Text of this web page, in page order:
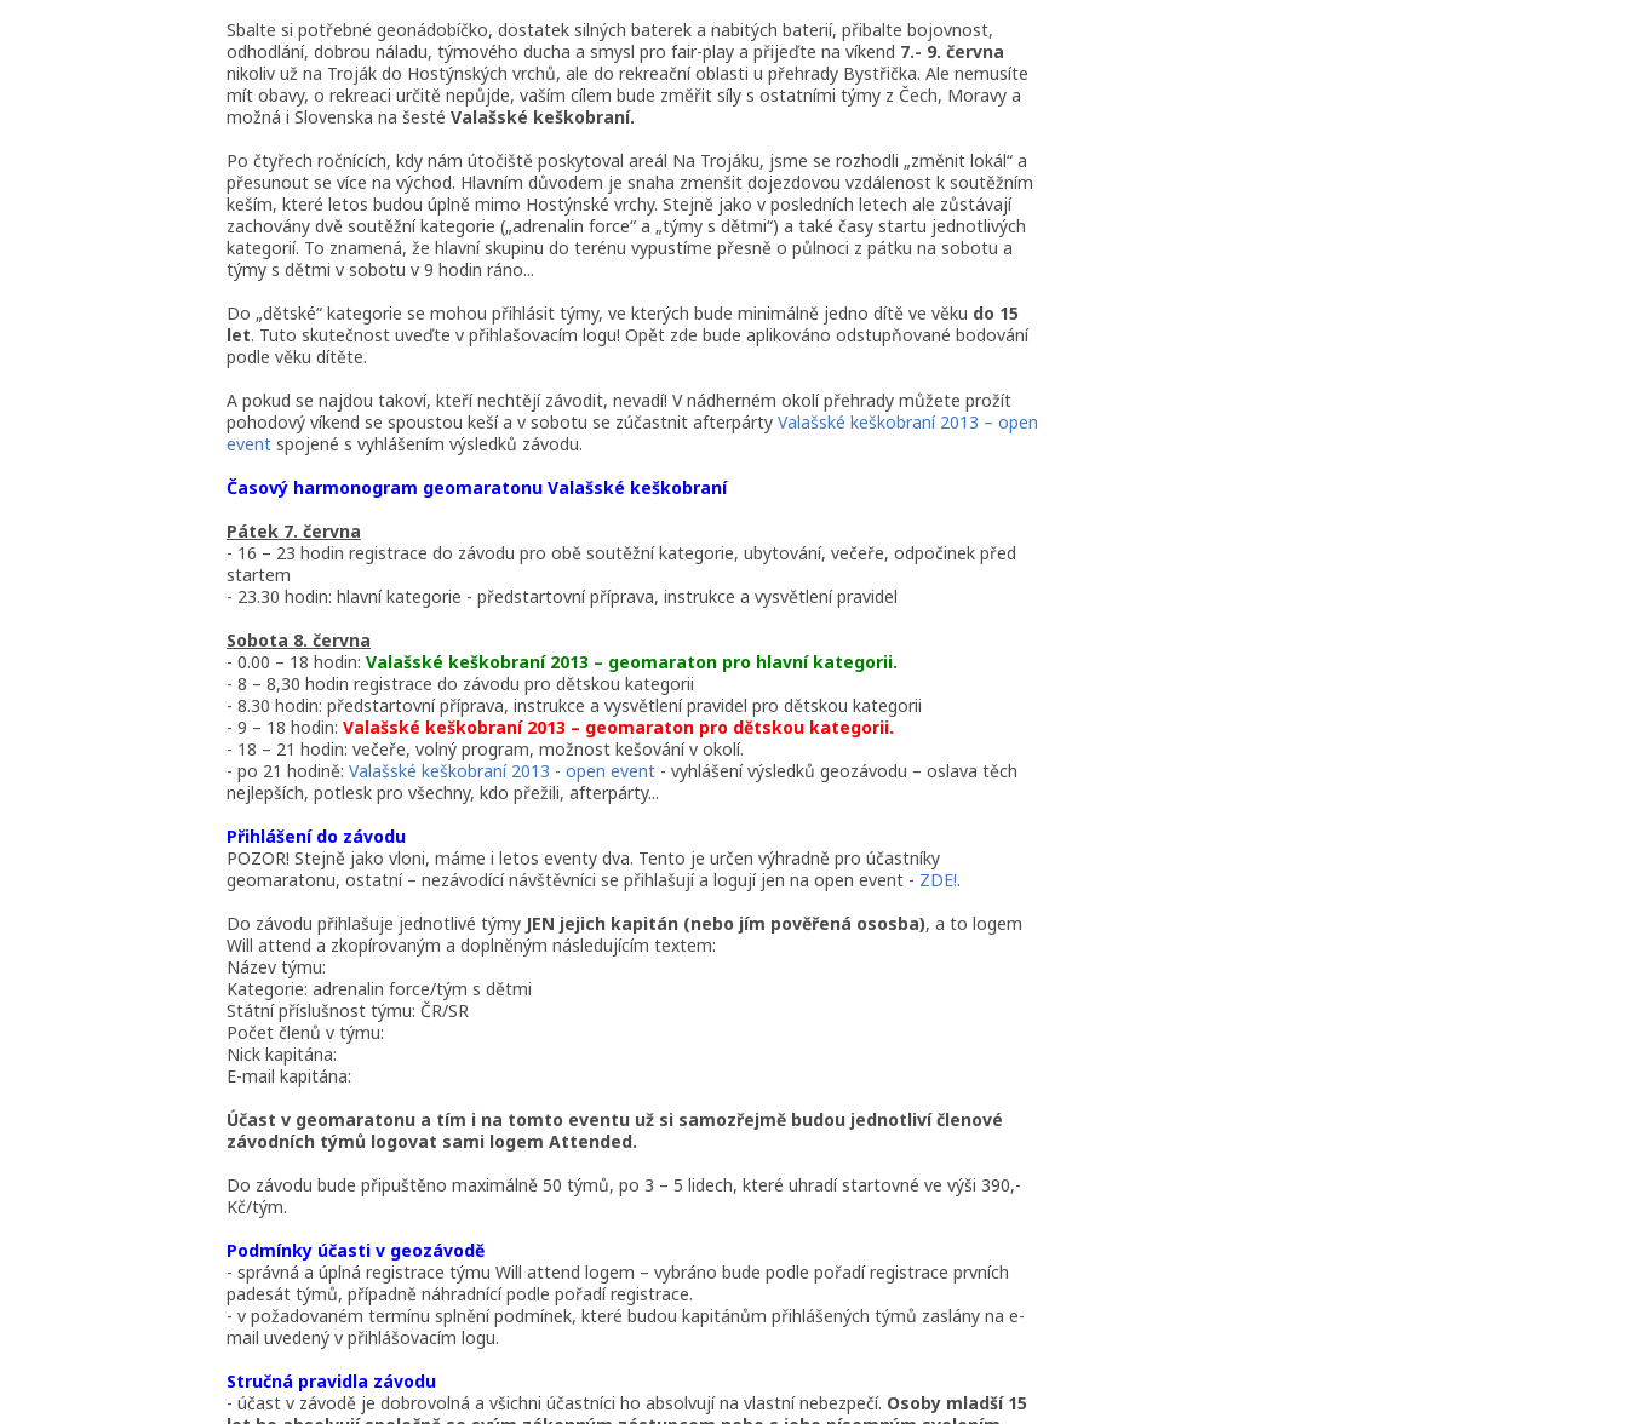
Sbalte si potřebné geonádobíčko, dostatek silných baterek a nabitých baterií, přibalte bojovnost,
odhodlání, dobrou náladu, týmového ducha a smysl pro fair-play a přijeďte na víkend 7.- 9. června
nikoliv už na Troják do Hostýnských vrchů, ale do rekreační oblasti u přehrady Bystřička. Ale nemusíte
mít obavy, o rekreaci určitě nepůjde, vaším cílem bude změřit síly s ostatními týmy z Čech, Moravy a
možná i Slovenska na šesté Valašské keškobraní.
Po čtyřech ročnících, kdy nám útočiště poskytoval areál Na Trojáku, jsme se rozhodli „změnit lokál“ a
přesunout se více na východ. Hlavním důvodem je snaha zmenšit dojezdovou vzdálenost k soutěžním
keším, které letos budou úplně mimo Hostýnské vrchy. Stejně jako v posledních letech ale zůstávají
zachovány dvě soutěžní kategorie („adrenalin force“ a „týmy s dětmi“) a také časy startu jednotlivých
kategorií. To znamená, že hlavní skupinu do terénu vypustíme přesně o půlnoci z pátku na sobotu a
týmy s dětmi v sobotu v 9 hodin ráno...
Do „dětské“ kategorie se mohou přihlásit týmy, ve kterých bude minimálně jedno dítě ve věku do 15
let. Tuto skutečnost uveďte v přihlašovacím logu! Opět zde bude aplikováno odstupňované bodování
podle věku dítěte.
A pokud se najdou takoví, kteří nechtějí závodit, nevadí! V nádherném okolí přehrady můžete prožít
pohodový víkend se spoustou keší a v sobotu se zúčastnit afterpárty Valašské keškobraní 2013 – open
event spojené s vyhlášením výsledků závodu.
Časový harmonogram geomaratonu Valašské keškobraní
Pátek 7. června
- 16 – 23 hodin registrace do závodu pro obě soutěžní kategorie, ubytování, večeře, odpočinek před
startem
- 23.30 hodin: hlavní kategorie - předstartovní příprava, instrukce a vysvětlení pravidel
Sobota 8. června
- 0.00 – 18 hodin: Valašské keškobraní 2013 – geomaraton pro hlavní kategorii.
- 8 – 8,30 hodin registrace do závodu pro dětskou kategorii
- 8.30 hodin: předstartovní příprava, instrukce a vysvětlení pravidel pro dětskou kategorii
- 9 – 18 hodin: Valašské keškobraní 2013 – geomaraton pro dětskou kategorii.
- 18 – 21 hodin: večeře, volný program, možnost kešování v okolí.
- po 21 hodině: Valašské keškobraní 2013 - open event - vyhlášení výsledků geozávodu – oslava těch
nejlepších, potlesk pro všechny, kdo přežili, afterpárty...
Přihlášení do závodu
POZOR! Stejně jako vloni, máme i letos eventy dva. Tento je určen výhradně pro účastníky
geomaratonu, ostatní – nezávodící návštěvníci se přihlašují a logují jen na open event - ZDE!.
Do závodu přihlašuje jednotlivé týmy JEN jejich kapitán (nebo jím pověřená ososba), a to logem
Will attend a zkopírovaným a doplněným následujícím textem:
Název týmu:
Kategorie: adrenalin force/tým s dětmi
Státní příslušnost týmu: ČR/SR
Počet členů v týmu:
Nick kapitána:
E-mail kapitána:
Účast v geomaratonu a tím i na tomto eventu už si samozřejmě budou jednotliví členové
závodních týmů logovat sami logem Attended.
Do závodu bude připuštěno maximálně 50 týmů, po 3 – 5 lidech, které uhradí startovné ve výši 390,-
Kč/tým.
Podmínky účasti v geozávodě
- správná a úplná registrace týmu Will attend logem – vybráno bude podle pořadí registrace prvních
padesát týmů, případně náhradnící podle pořadí registrace.
- v požadovaném termínu splnění podmínek, které budou kapitánům přihlášených týmů zaslány na e-
mail uvedený v přihlášovacím logu.
Stručná pravidla závodu
- účast v závodě je dobrovolná a všichni účastníci ho absolvují na vlastní nebezpečí. Osoby mladší 15